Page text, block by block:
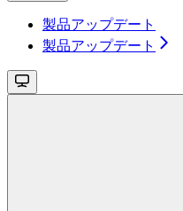
製品アップデート
製品アップデート